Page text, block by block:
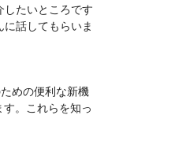
したいところです
に話してもらいま
めの便利な新機
。これらを知っ